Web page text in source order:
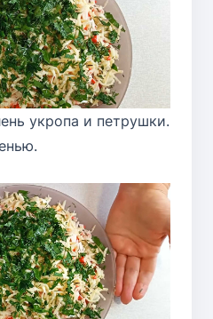
укропа и петрушки.